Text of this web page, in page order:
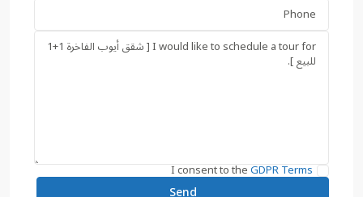
I consent to theGDPR Terms